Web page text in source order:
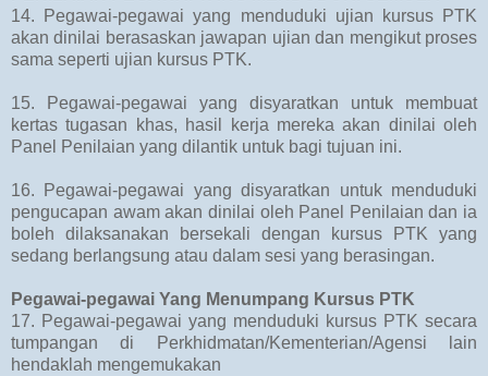
14. Pegawai-pegawai yang menduduki ujian kursus PTK
akan dinilai berasaskan jawapan ujian dan mengikut proses
sama seperti ujian kursus PTK.
15. Pegawai-pegawai yang disyaratkan untuk membuat
kertas tugasan khas, hasil kerja mereka akan dinilai oleh
Panel Penilaian yang dilantik untuk bagi tujuan ini.
16. Pegawai-pegawai yang disyaratkan untuk menduduki
pengucapan awam akan dinilai oleh Panel Penilaian dan ia
boleh dilaksanakan bersekali dengan kursus PTK yang
sedang berlangsung atau dalam sesi yang berasingan.
Pegawai-pegawai Yang Menumpang Kursus PTK
17. Pegawai-pegawai yang menduduki kursus PTK secara
tumpangan di Perkhidmatan/Kementerian/Agensi lain
hendaklah mengemukakan